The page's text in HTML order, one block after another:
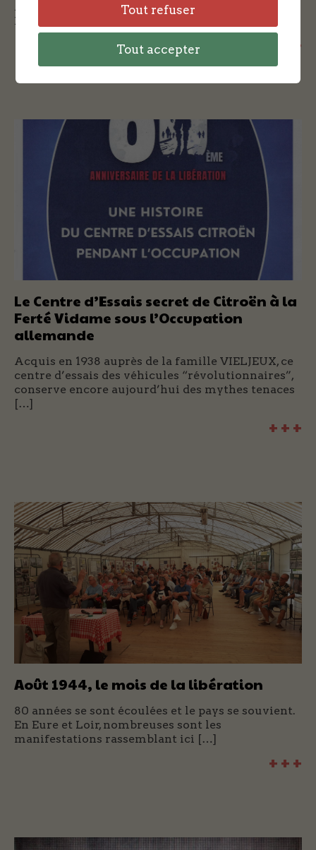
Mairie de Lèves 14 septembre 2024 à 15 heures
+ + +
Le Centre d’Essais secret de Citroën à la
Ferté Vidame sous l’Occupation
allemande
Acquis en 1938 auprès de la famille VIELJEUX, ce
centre d’essais des véhicules “révolutionnaires”,
conserve encore aujourd’hui des mythes tenaces
[…]
+ + +
Août 1944, le mois de la libération
80 années se sont écoulées et le pays se souvient.
En Eure et Loir, nombreuses sont les
manifestations rassemblant ici […]
+ + +
Tout refuser
Tout accepter